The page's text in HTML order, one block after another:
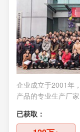
企业成立于2001年
产品的专业生产厂
已获取：